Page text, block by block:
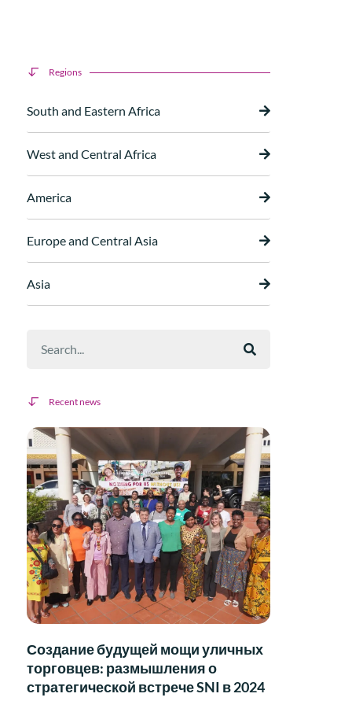
Regions
South and Eastern Africa
West and Central Africa
America
Europe and Central Asia
Asia
Recent news
Создание будущей мощи уличных
торговцев: размышления о
стратегической встрече SNI в 2024